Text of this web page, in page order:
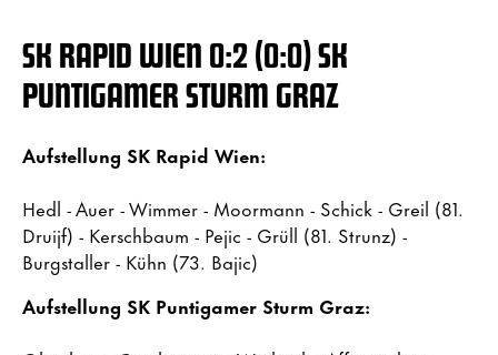
SK RAPID WIEN 0:2 (0:0) SK
PUNTIGAMER STURM GRAZ
Aufstellung SK Rapid Wien:
Hedl - Auer - Wimmer - Moormann - Schick - Greil (81.
Druijf) - Kerschbaum - Pejic - Grüll (81. Strunz) -
Burgstaller - Kühn (73. Bajic)
Aufstellung SK Puntigamer Sturm Graz: